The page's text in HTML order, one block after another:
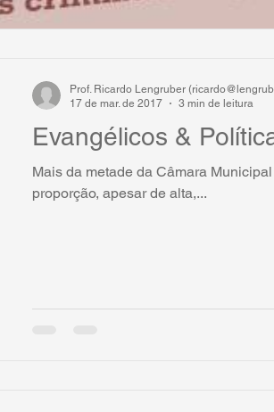
Evangélicos &
Mais da metade da Câmara
proporção, apesar de alta,...
Prof. Ricardo Lengruber
17 de mar. de 2017
3 min de leitura